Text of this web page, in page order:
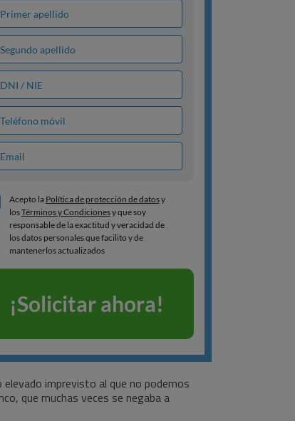
imprevisto al que no podemos
que muchas veces se negaba a